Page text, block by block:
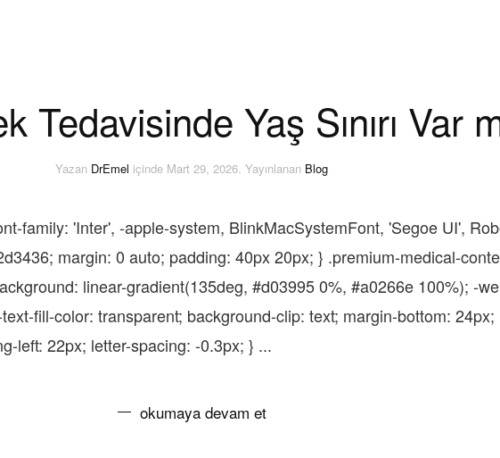
Tedavisinde Yaş Sınırı Var
Yazan DrEmel içinde Mart 29, 2026. Yayınlanan Blog
family: 'Inter', -apple-system, BlinkMacSystemFont, 'Segoe UI',
margin: 0 auto; padding: 40px 20px; } .premium-medical-
linear-gradient(135deg, #d03995 0%, #a0266e 100%); -
fill-color: transparent; background-clip: text; margin-bottom: 24px;
left: 22px; letter-spacing: -0.3px; } ...
okumaya devam et